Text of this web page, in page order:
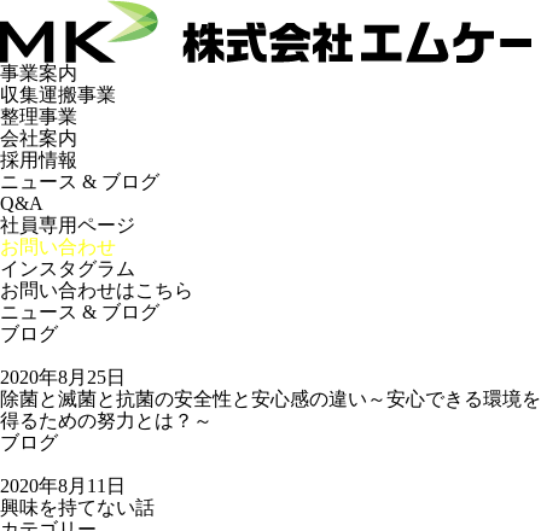
事業案内
収集運搬事業
整理事業
会社案内
採用情報
ニュース & ブログ
Q&A
社員専用ページ
お問い合わせ
インスタグラム
お問い合わせはこちら
ニュース & ブログ
ブログ
2020年8月25日
除菌と滅菌と抗菌の安全性と安心感の違い～安心できる環境を
得るための努力とは？～
ブログ
2020年8月11日
興味を持てない話